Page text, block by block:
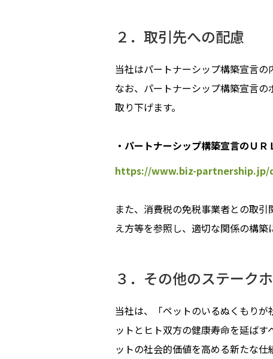
２．取引先への配慮
当社はパートナーシップ構築宣言の
なお、パートナーシップ構築宣言
取り下げます。
・パートナーシップ構築宣言のＵＲ
https://www.biz-partnership.jp/
また、消費税の免税事業者との取
え方等を参照し、適切な関係の構築
３．その他のステーク
当社は、「ペットのいるぬくもり
ットとヒト双方の健康寿命を延ば
ットの社会的価値を高める新たな仕